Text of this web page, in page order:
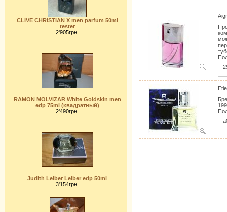
CLIVE CHRISTIAN X men parfum 50ml
tester
2'905грн.
RAMON MOLVIZAR White Goldskin men
edp 75ml (квадратный)
2'490грн.
Judith Leiber Leiber edp 50ml
3'154грн.